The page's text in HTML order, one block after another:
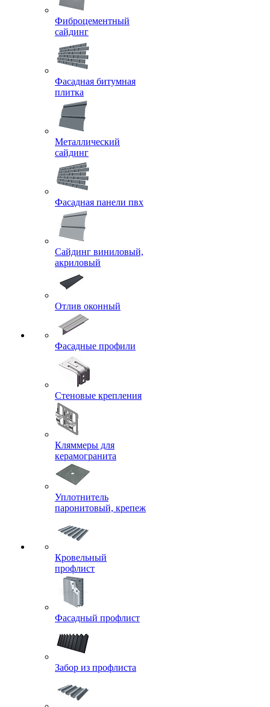
Фиброцементный
сайдинг
Фасадная битумная
плитка
Металлический
сайдинг
Фасадная панели пвх
Сайдинг виниловый,
акриловый
Отлив оконный
Фасадные профили
Стеновые крепления
Кляммеры для
керамогранита
Уплотнитель
паронитовый, крепеж
Кровельный
профлист
Фасадный профлист
Забор из профлиста